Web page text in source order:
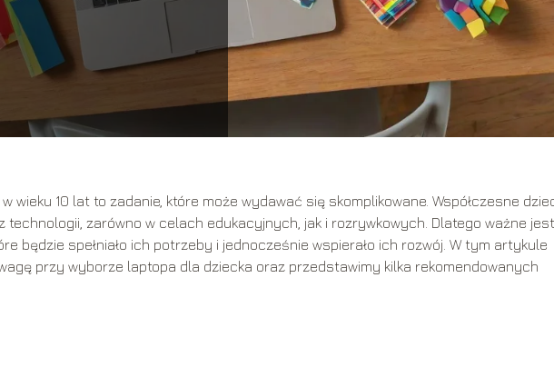
wieku 10 lat to zadanie, które może wydawać się skomplikowane. Współczesne
zarówno w celach edukacyjnych, jak i rozrywkowych. Dlatego ważne jest,
będzie spełniało ich potrzeby i jednocześnie wspierało ich rozwój. W tym artykule
przy wyborze laptopa dla dziecka oraz przedstawimy kilka rekomendowanych